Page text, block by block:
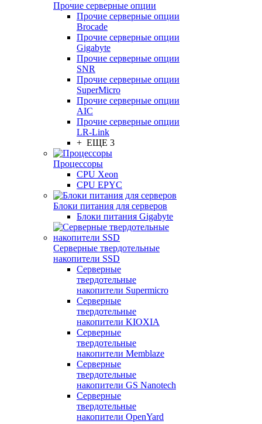
Прочие серверные опции
Прочие серверные опции
Brocade
Прочие серверные опции
Gigabyte
Прочие серверные опции
SNR
Прочие серверные опции
SuperMicro
Прочие серверные опции
AIC
Прочие серверные опции
LR-Link
+ ЕЩЕ 3
Процессоры
CPU Xeon
CPU EPYC
Блоки питания для серверов
Блоки питания Gigabyte
Серверные твердотельные
накопители SSD
Cерверные
твердотельные
накопители Supermicro
Cерверные
твердотельные
накопители KIOXIA
Cерверные
твердотельные
накопители Memblaze
Cерверные
твердотельные
накопители GS Nanotech
Серверные
твердотельные
накопители OpenYard